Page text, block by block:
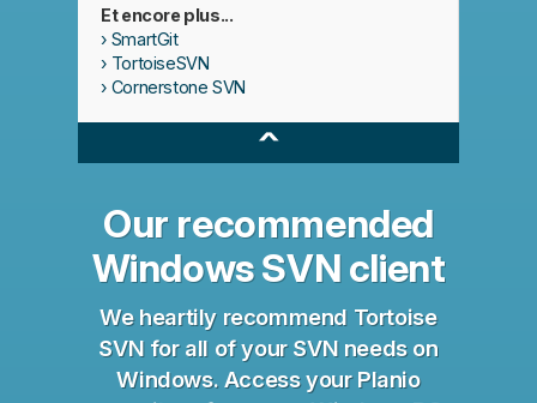
Et encore plus...
SmartGit
TortoiseSVN
Cornerstone SVN
^
Our recommended
Windows SVN client
We heartily recommend Tortoise
SVN for all of your SVN needs on
Windows. Access your Planio